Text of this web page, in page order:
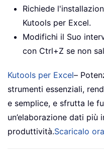
Richiede
Kutools per Excel.
Modifichi il Suo
con Ctrl+Z se non
Kutools per Excel–
strumenti essenziali,
e semplice, e sfrutta le
un’elaborazione dati più
produttività.Scaricalo ora